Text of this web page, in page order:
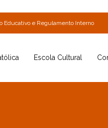
Educativo e Regulamento Interno
Escola Cultural